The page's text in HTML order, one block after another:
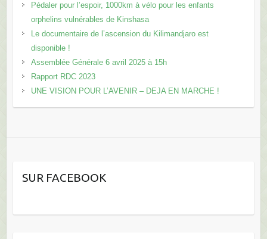
Pédaler pour l’espoir, 1000km à vélo pour les enfants
orphelins vulnérables de Kinshasa
Le documentaire de l’ascension du Kilimandjaro est
disponible !
Assemblée Générale 6 avril 2025 à 15h
Rapport RDC 2023
UNE VISION POUR L’AVENIR – DEJA EN MARCHE !
SUR FACEBOOK